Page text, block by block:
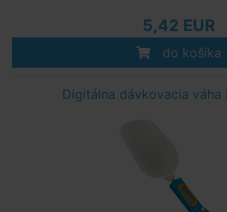
5,42 EUR
do košíka
Digitálna dávkovacia váha